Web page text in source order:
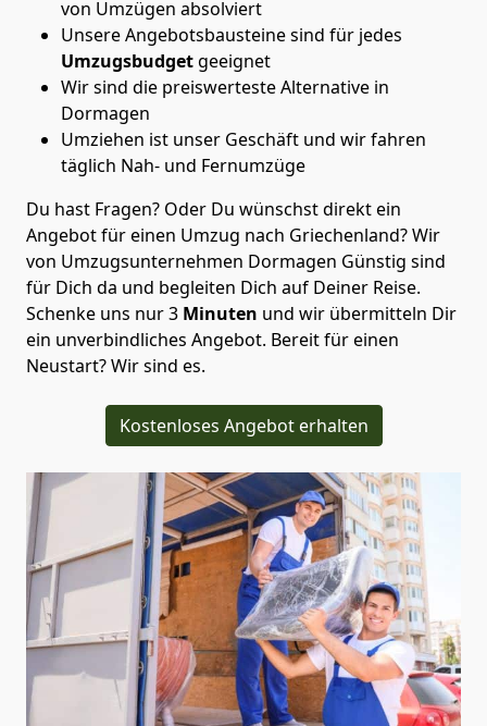
von Umzügen absolviert
Unsere Angebotsbausteine sind für jedes
Umzugsbudgetgeeignet
Wir sind die preiswerteste Alternative in
Dormagen
Umziehen ist unser Geschäft und wir fahren
täglich Nah- und Fernumzüge
Du hast Fragen? Oder Du wünschst direkt ein
Angebot für einen Umzug nach Griechenland? Wir
von Umzugsunternehmen Dormagen Günstig sind
für Dich da und begleiten Dich auf Deiner Reise.
Schenke uns nur3 Minuten und wir übermitteln Dir
ein unverbindliches Angebot. Bereit für einen
Neustart? Wir sind es.
Kostenloses Angebot erhalten